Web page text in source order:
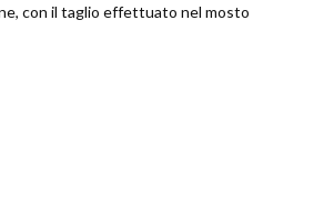
con il taglio effettuato nel mosto